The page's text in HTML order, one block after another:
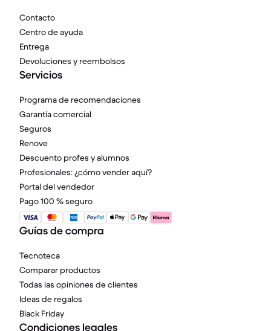
Contacto
Centro de ayuda
Entrega
Devoluciones y reembolsos
Servicios
Programa de recomendaciones
Garantía comercial
Seguros
Renove
Descuento profes y alumnos
Profesionales: ¿cómo vender aquí?
Portal del vendedor
Pago 100 % seguro
Guías de compra
Tecnoteca
Comparar productos
Todas las opiniones de clientes
Ideas de regalos
Black Friday
Condiciones legales